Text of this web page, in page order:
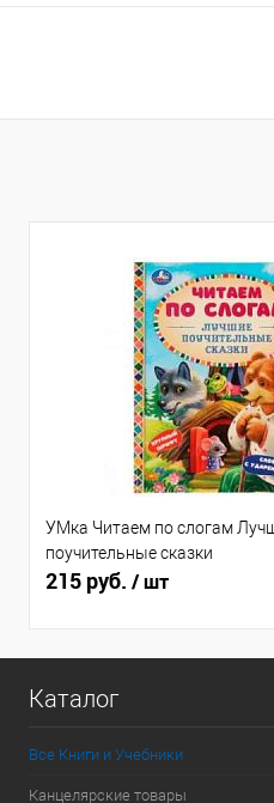
УМка Читаем по слогам
поучительные сказки
215 руб. / шт
Каталог
Все Книги и Учебники
Канцелярские товары